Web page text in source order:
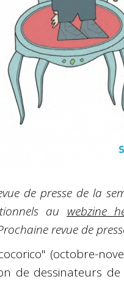
de presse de la
au webzine
revue de
(octobre-
de dessinateurs de